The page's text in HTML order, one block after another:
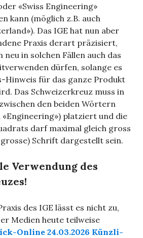
«Swiss Engineering»
kann (möglich z.B. auch
Das IGE hat nun aber
Praxis derart präzisiert,
in solchen Fällen auch das
dürfen, solange es
Hinweis für das ganze Produkt
Das Schweizerkreuz muss in
den beiden Wörtern
«Engineering») platziert und die
darf maximal gleich gross
Schrift dargestellt sein.
Verwendung des
des IGE lässt es nicht zu,
Medien heute teilweise
Online 24.03.2026 Künzli-